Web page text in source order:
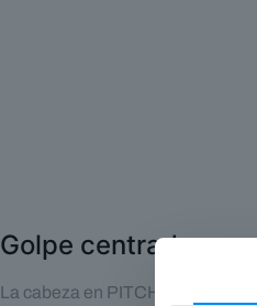
Golpe centrado y
La cabeza en PITCH con domo